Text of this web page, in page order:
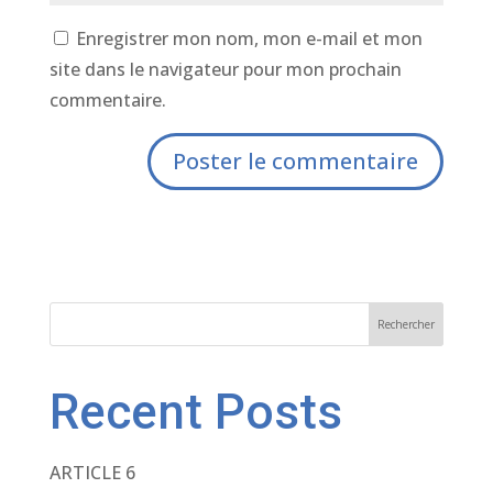
Enregistrer mon nom, mon e-mail et mon
site dans le navigateur pour mon prochain
commentaire.
e
a
v
Rechercher
Recent Posts
ARTICLE 6